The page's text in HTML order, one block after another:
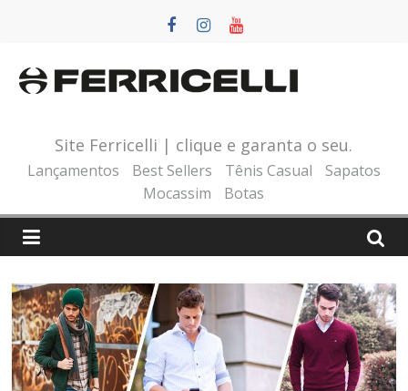
conteúdo
Site Ferricelli | clique e garanta o seu.
Lançamentos Best Sellers Tênis Casual
Sapatos
Mocassim
Botas